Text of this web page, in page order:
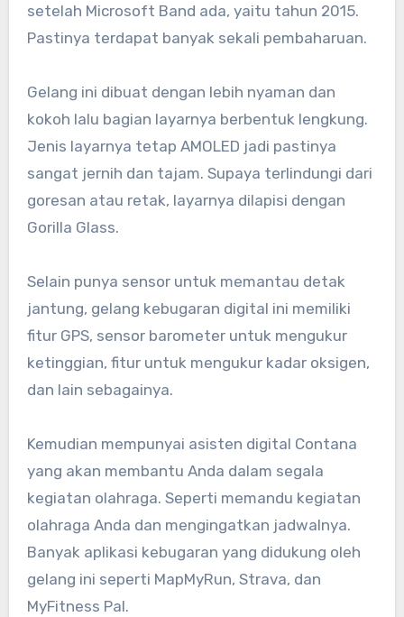
setelah Microsoft Band ada, yaitu tahun 2015.
Pastinya terdapat banyak sekali pembaharuan.
Gelang ini dibuat dengan lebih nyaman dan
kokoh lalu bagian layarnya berbentuk lengkung.
Jenis layarnya tetap AMOLED jadi pastinya
sangat jernih dan tajam. Supaya terlindungi dari
goresan atau retak, layarnya dilapisi dengan
Gorilla Glass.
Selain punya sensor untuk memantau detak
jantung, gelang kebugaran digital ini memiliki
fitur GPS, sensor barometer untuk mengukur
ketinggian, fitur untuk mengukur kadar oksigen,
dan lain sebagainya.
Kemudian mempunyai asisten digital Contana
yang akan membantu Anda dalam segala
kegiatan olahraga. Seperti memandu kegiatan
olahraga Anda dan mengingatkan jadwalnya.
Banyak aplikasi kebugaran yang didukung oleh
gelang ini seperti MapMyRun, Strava, dan
MyFitness Pal.